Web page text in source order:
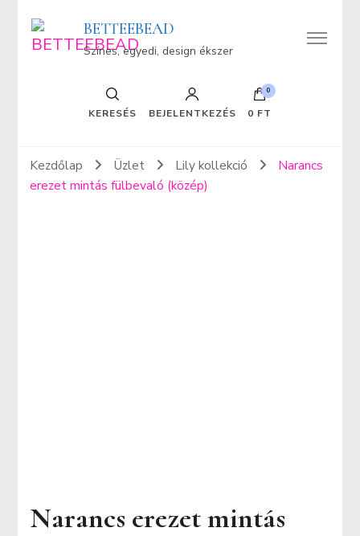
BETTEEBEAD
Színes, egyedi, design ékszer
KERESÉS BEJELENTKEZÉS
0
0 FT
Kezdőlap Üzlet Lily kollekció
Narancs
erezet mintás fülbevaló (közép)
Narancs erezet mintás